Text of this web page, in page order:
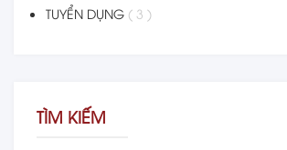
TUYỂN DỤNG ( 3 )
TÌM KIẾM